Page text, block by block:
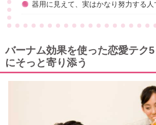
器用に見えて、実はかなり努力する人
バーナム効果を使った恋愛テク
にそっと寄り添う